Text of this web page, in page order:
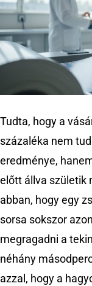
Tudta, hogy a
százaléka nem
eredménye,
előtt állva születik
abban, hogy egy
sorsa sokszor
megragadni a
néhány
azzal, hogy a